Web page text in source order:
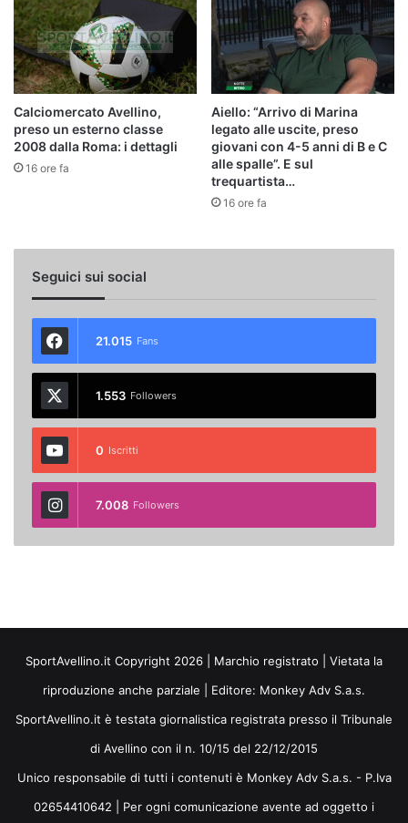
Calciomercato Avellino,
preso un esterno classe
2008 dalla Roma: i dettagli
16 ore fa
Aiello: “Arrivo di Marina
legato alle uscite, preso
giovani con 4-5 anni di B e C
alle spalle”. E sul
trequartista…
16 ore fa
Seguici sui social
21.015 Fans
1.553 Followers
0 Iscritti
7.008 Followers
SportAvellino.it Copyright 2026 | Marchio registrato | Vietata la
riproduzione anche parziale | Editore: Monkey Adv S.a.s.
SportAvellino.it è testata giornalistica registrata presso il Tribunale
di Avellino con il n. 10/15 del 22/12/2015
Unico responsabile di tutti i contenuti è Monkey Adv S.a.s. - P.Iva
02654410642 | Per ogni comunicazione avente ad oggetto i